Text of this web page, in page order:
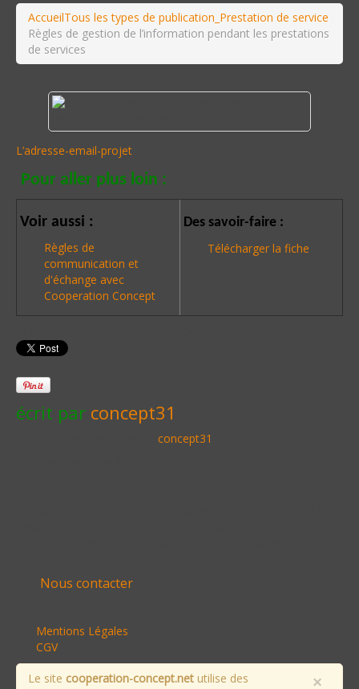
AccueilTous les types de publication _Prestation de service
Règles de gestion de l’information pendant les prestations
de services
L’adresse-email-projet
Pour aller plus loin :
Voir aussi :
Règles de
communication et
d'échange avec
Cooperation Concept
Des savoir-faire :
Télécharger la fiche
écrit par concept31
concept31
Nous contacter
Mentions Légales
CGV
×
Le site cooperation-concept.net utilise des